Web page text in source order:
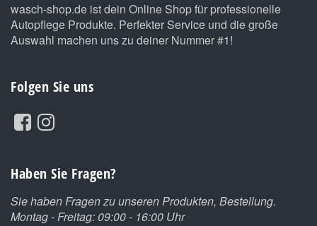
wasch-shop.de ist dein Online Shop für professionelle
Autopflege Produkte. Perfekter Service und die große
Auswahl machen uns zu deiner Nummer #1!
Folgen Sie uns
Haben Sie Fragen?
Sie haben Fragen zu unseren Produkten, Bestellung.
Montag - Freitag: 09:00 - 16:00 Uhr